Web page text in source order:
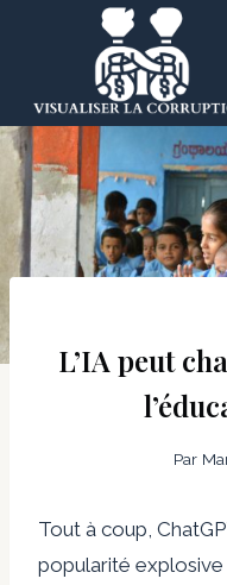
L’IA peut
Par
Tout à coup,
popularité